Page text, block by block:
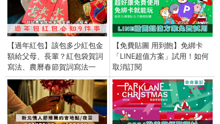
【過年紅包】該包多少紅包金
額給父母、長輩？紅包袋賀詞
寫法、農曆春節賀詞寫法一
覽、吉祥話、過年紅包祝賀詞
【免費貼圖 用到飽】免綁卡
「LINE超值方案」試用！如何
取消訂閱